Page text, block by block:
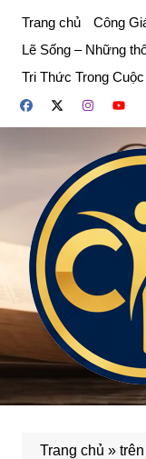
phần
dung
Trang chủ
Công
Lẽ Sống – Những
Tri Thức Trong
Trang chủ »